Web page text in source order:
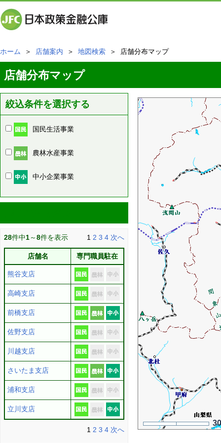
ホーム ＞ 店舗案内 ＞ 地図検索 ＞ 店舗分布マップ
店舗分布マップ
絞込条件を選択する
国民生活事業
農林水産事業
中小企業事業
28件中1～8件を表示 1 2 3 4 次へ
店舗名 専門職員駐在
熊谷支店
高崎支店
前橋支店
佐野支店
川越支店
さいたま支店
浦和支店
立川支店
1 2 3 4 次へ